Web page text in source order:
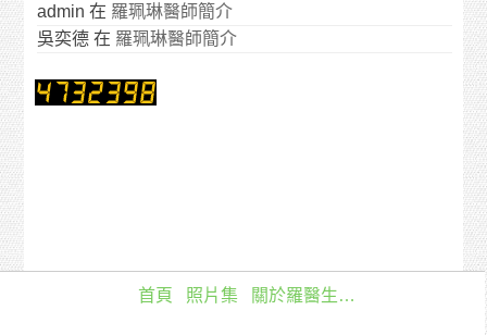
admin 在 羅珮琳醫師簡介
吳奕德 在 羅珮琳醫師簡介
首頁 照片集 關於羅醫生…